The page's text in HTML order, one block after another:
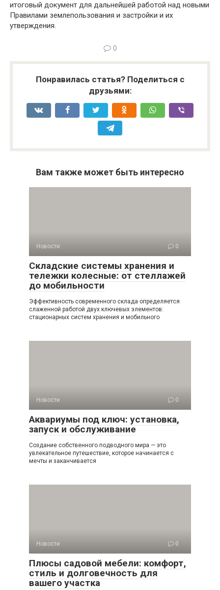
итоговый документ для дальнейшей работой над новыми
Правилами землепользования и застройки и их
утверждения.
0
Понравилась статья? Поделиться с
друзьями:
Вам также может быть интересно
Новости 0
Складские системы хранения и
тележки колесные: от стеллажей
до мобильности
Эффективность современного склада определяется
слаженной работой двух ключевых элементов:
стационарных систем хранения и мобильного
Новости 0
Аквариумы под ключ: установка,
запуск и обслуживание
Создание собственного подводного мира — это
увлекательное путешествие, которое начинается с
мечты и заканчивается
Новости 0
Плюсы садовой мебели: комфорт,
стиль и долговечность для
вашего участка